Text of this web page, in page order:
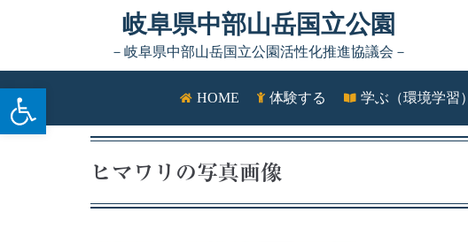
ツールバーを開く
岐阜県中部山岳国立公園
－岐阜県中部山岳国立公園活性化推進協議会－
HOME 体験する 学ぶ（環境学習）
ヒマワリの写真画像